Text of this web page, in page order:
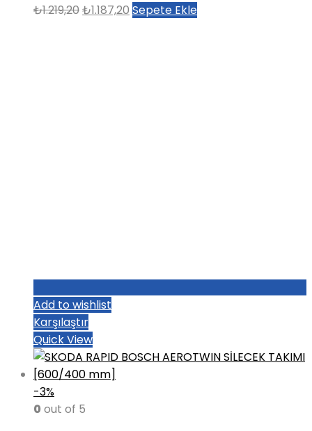
₺1.219,20Orijinal
₺1.187,20 Şu
Sepete Ekle
Add to wishlist
Karşılaştır
Quick View
-3%
0 out of 5